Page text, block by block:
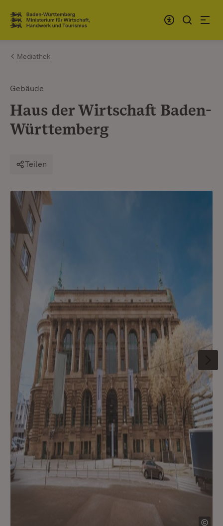
Zum Inhalt springen
Link zur Startseite
Mediathek
Gebäude
Haus der Wirtschaft Baden-
Württemberg
Teilen